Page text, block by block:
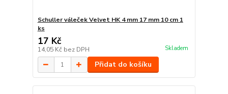
Schuller váleček Velvet HK 4 mm 17 mm 10 cm 1
ks
17 Kč
14,05 Kč bez DPH Skladem
Přidat do košíku